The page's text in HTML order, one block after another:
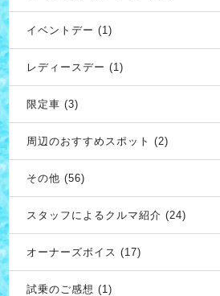
イベントデー (1)
レディースデー (1)
限定車 (3)
周辺のおすすめスポット (2)
その他 (56)
スタッフによるクルマ紹介 (24)
オーナーズボイス (17)
試乗のご感想 (1)